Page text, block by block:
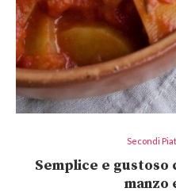
Secondi
Semplice e gustoso
manzo